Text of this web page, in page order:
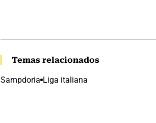
Temas relacionados
Sampdoria Liga italiana